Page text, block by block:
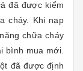
đã được kiểm
cháy. Khi nạp
chữa cháy
bình mua mới.
đã được định